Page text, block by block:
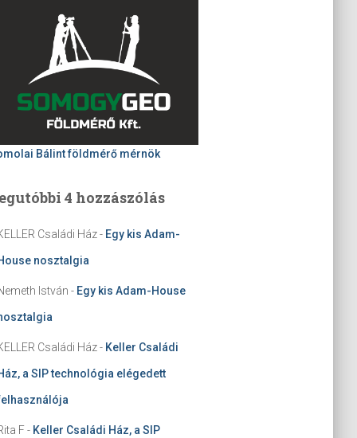
Bálint földmérő mérnök
4 hozzászólás
Családi Ház- Egy kis Adam-
nosztalgia
István - Egy kis Adam-House
Családi Ház- Keller Családi
a SIP technológia elégedett
F- Keller Családi Ház, a SIP